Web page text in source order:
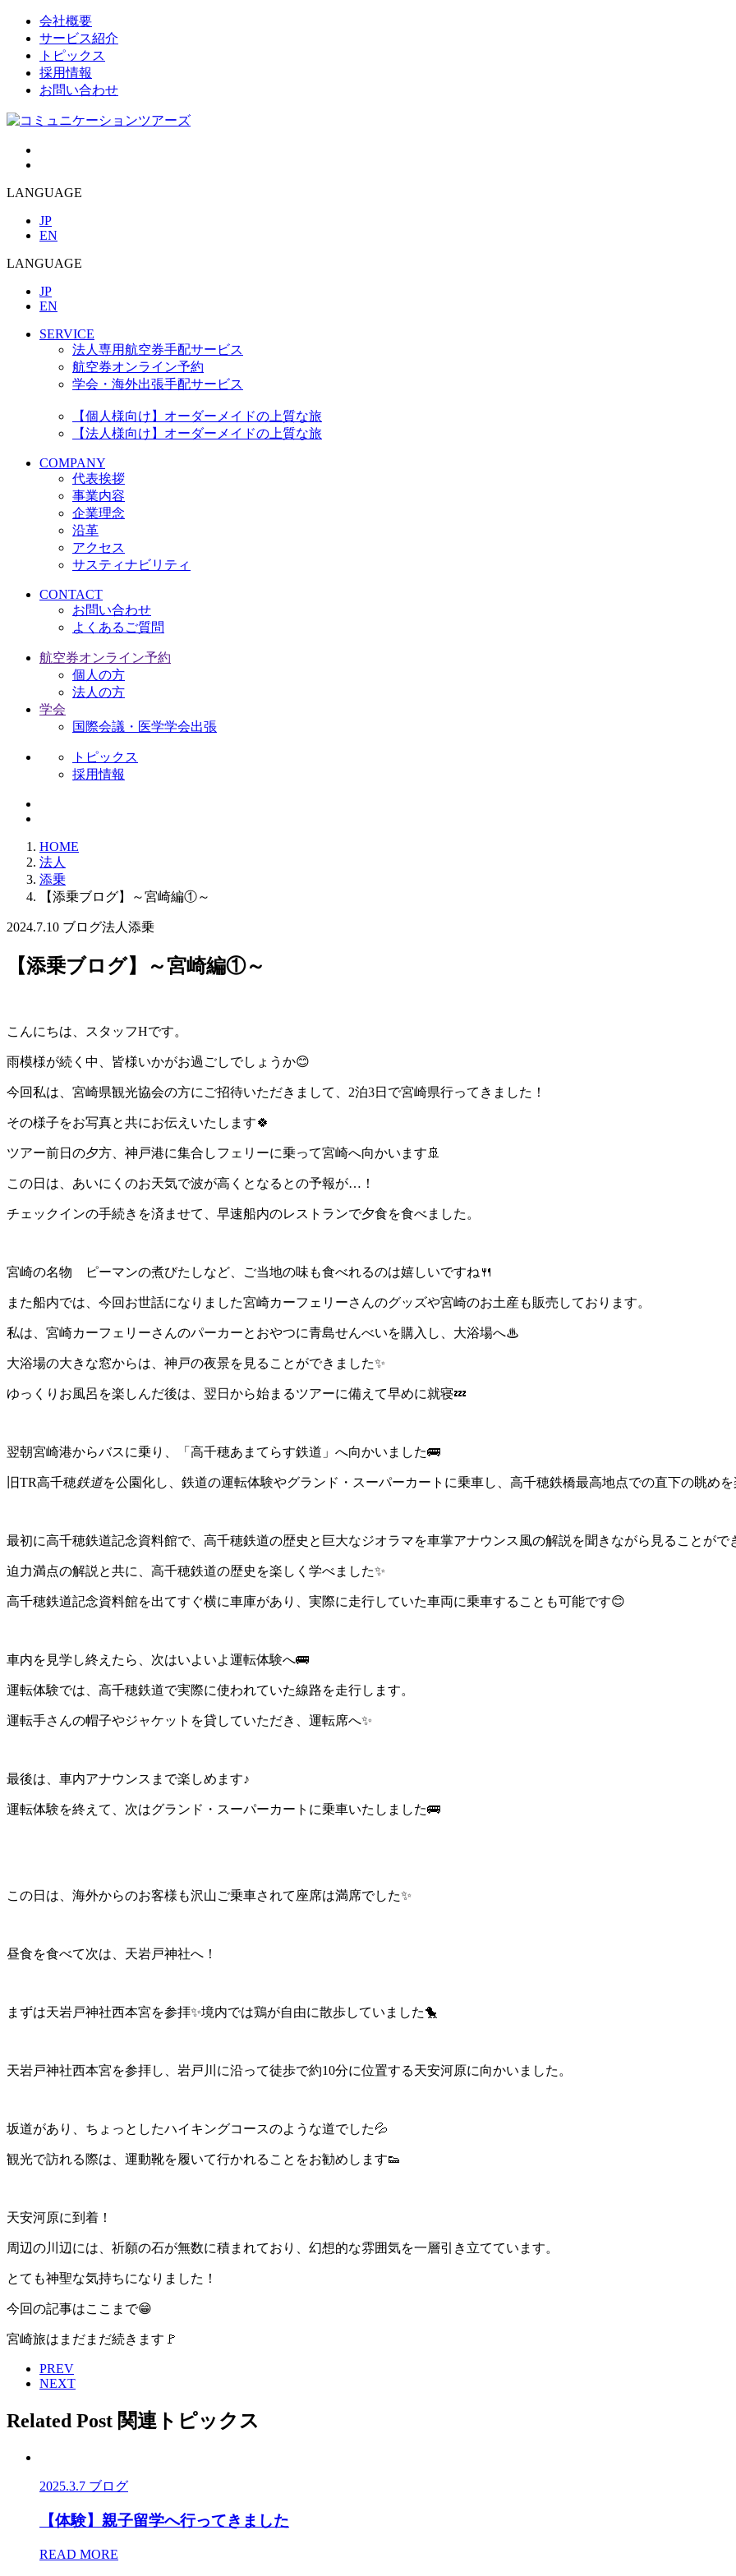
会社概要
サービス紹介
トピックス
採用情報
お問い合わせ
LANGUAGE
JP
EN
LANGUAGE
JP
EN
SERVICE
法人専用航空券手配サービス
航空券オンライン予約
学会・海外出張手配サービス
【個人様向け】オーダーメイドの上質な旅
【法人様向け】オーダーメイドの上質な旅
COMPANY
代表挨拶
事業内容
企業理念
沿革
アクセス
サスティナビリティ
CONTACT
お問い合わせ
よくあるご質問
航空券オンライン予約
個人の方
法人の方
学会
国際会議・医学学会出張
トピックス
採用情報
HOME
法人
添乗
【添乗ブログ】～宮崎編①～
2024.7.10 ブログ法人 添乗
【添乗ブログ】～宮崎編①～
こんにちは、スタッフHです。
雨模様が続く中、皆様いかがお過ごしでしょうか😊
今回私は、宮崎県観光協会の方にご招待いただきまして、2泊3日で宮崎県行ってきました！
その様子をお写真と共にお伝えいたします🍀
ツアー前日の夕方、神戸港に集合しフェリーに乗って宮崎へ向かいます🚢
この日は、あいにくのお天気で波が高くとなるとの予報が…！
チェックインの手続きを済ませて、早速船内のレストランで夕食を食べました。
宮崎の名物 ピーマンの煮びたしなど、ご当地の味も食べれるのは嬉しいですね🍴
また船内では、今回お世話になりました宮崎カーフェリーさんのグッズや宮崎のお土産も販売しております。
私は、宮崎カーフェリーさんのパーカーとおやつに青島せんべいを購入し、大浴場へ♨
大浴場の大きな窓からは、神戸の夜景を見ることができました✨
ゆっくりお風呂を楽しんだ後は、翌日から始まるツアーに備えて早めに就寝💤
翌朝宮崎港からバスに乗り、「高千穂あまてらす鉄道」へ向かいました🚌
旧TR高千穂鉄道を公園化し、鉄道の運転体験やグランド・スーパーカートに乗車し、高千穂鉄橋最高地点での直下の眺め
最初に高千穂鉄道記念資料館で、高千穂鉄道の歴史と巨大なジオラマを車掌アナウンス風の解説を聞きながら見ることがで
迫力満点の解説と共に、高千穂鉄道の歴史を楽しく学べました✨
高千穂鉄道記念資料館を出てすぐ横に車庫があり、実際に走行していた車両に乗車することも可能です😊
車内を見学し終えたら、次はいよいよ運転体験へ🚌
運転体験では、高千穂鉄道で実際に使われていた線路を走行します。
運転手さんの帽子やジャケットを貸していただき、運転席へ✨
最後は、車内アナウンスまで楽しめます♪
運転体験を終えて、次はグランド・スーパーカートに乗車いたしました🚌
この日は、海外からのお客様も沢山ご乗車されて座席は満席でした✨
昼食を食べて次は、天岩戸神社へ！
まずは天岩戸神社西本宮を参拝✨境内では鶏が自由に散歩していました🐤
天岩戸神社西本宮を参拝し、岩戸川に沿って徒歩で約10分に位置する天安河原に向かいました。
坂道があり、ちょっとしたハイキングコースのような道でした💦
観光で訪れる際は、運動靴を履いて行かれることをお勧めします👟
天安河原に到着！
周辺の川辺には、祈願の石が無数に積まれており、幻想的な雰囲気を一層引き立てています。
とても神聖な気持ちになりました！
今回の記事はここまで😁
宮崎旅はまだまだ続きます🚩
PREV
NEXT
Related Post 関連トピックス
2025.3.7 ブログ
【体験】親子留学へ行ってきました
READ MORE